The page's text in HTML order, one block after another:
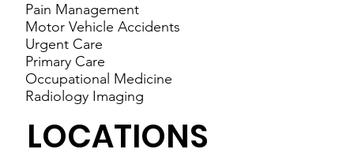
Pain Management
Motor Vehicle Accidents
Urgent Care
Primary Care
Occupational Medicine
Radiology Imaging
LOCATIONS